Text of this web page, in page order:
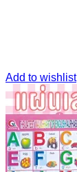
Add to wishlist